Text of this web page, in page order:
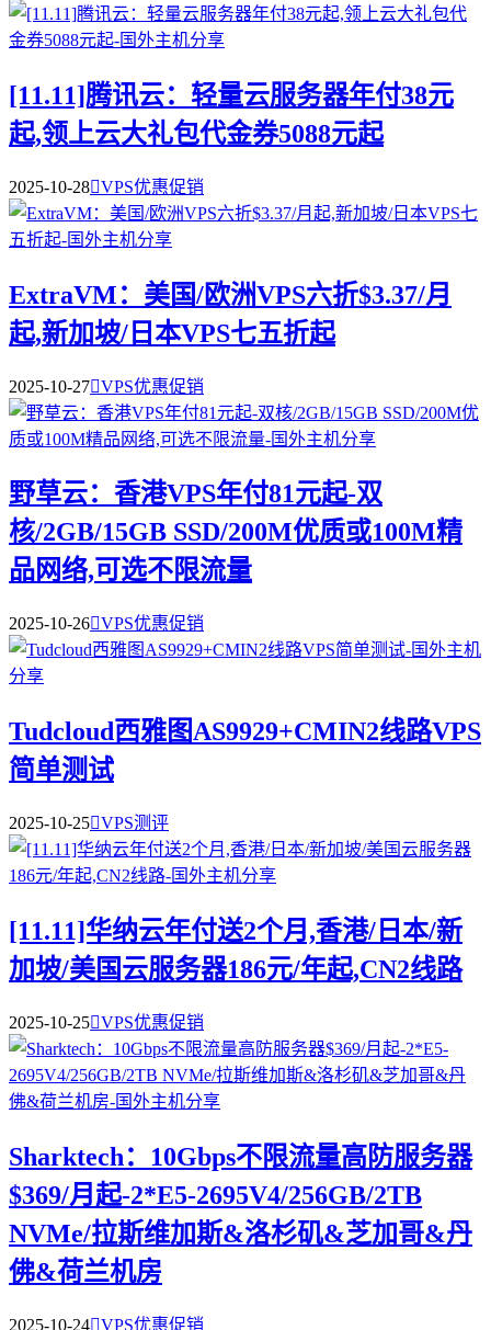
[11.11]腾讯云：轻量云服务器年付38元
起,领上云大礼包代金券5088元起
2025-10-28VPS优惠促销
ExtraVM：美国/欧洲VPS六折$3.37/月
起,新加坡/日本VPS七五折起
2025-10-27VPS优惠促销
野草云：香港VPS年付81元起-双
核/2GB/15GB SSD/200M优质或100M精
品网络,可选不限流量
2025-10-26VPS优惠促销
Tudcloud西雅图AS9929+CMIN2线路VPS
简单测试
2025-10-25VPS测评
[11.11]华纳云年付送2个月,香港/日本/新
加坡/美国云服务器186元/年起,CN2线路
2025-10-25VPS优惠促销
Sharktech：10Gbps不限流量高防服务器
$369/月起-2*E5-2695V4/256GB/2TB
NVMe/拉斯维加斯&洛杉矶&芝加哥&丹
佛&荷兰机房
2025-10-24VPS优惠促销